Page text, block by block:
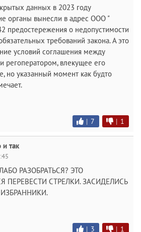
данных в 2023 году
органы вынесли в адрес ООО "
предостережения о недопустимости
требований закона. А это
условий соглашения между
регоператором, влекущее его
но указанный момент как будто
| 7 | 1
так
РАЗОБРАТЬСЯ? ЭТО
ПЕРЕВЕСТИ СТРЕЛКИ. ЗАСИДЕЛИСЬ
| 3 | 1